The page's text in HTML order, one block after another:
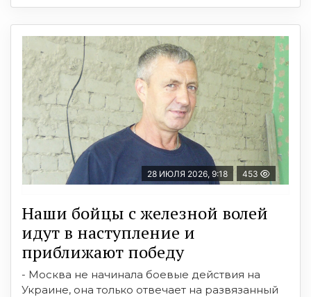
28 ИЮЛЯ 2026, 9:18 453
Наши бойцы с железной волей
идут в наступление и
приближают победу
- Москва не начинала боевые действия на
Украине, она только отвечает на развязанный